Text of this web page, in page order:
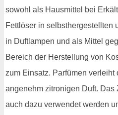
sowohl als Hausmittel bei
Fettlöser in selbsthergestellten
in Duftlampen und als Mittel
Bereich der Herstellung von
zum Einsatz. Parfümen
angenehm zitronigen Duft. Das
auch dazu verwendet werden